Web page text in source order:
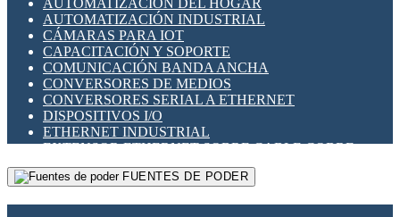
TEMPORIZADORES
VARIACS
VARIADORES DE FRECUENCIA [VDF]
SECCIONADORES - INTERRUPTORES
MAQUINARIA
ILUMINACIÓN LED
INTERRUPTORES REED
INTERFACES DE RELÉ
OTROS RELÉS
PROTECCIÓN TÉRMICA
RELÉS AUTOMOTRICES
RELÉS DE SEÑAL
RELÉS DE ESTADO SÓLIDO SSR
RELÉS INDUSTRIALES
RELÉS MINIATURA DE POTENCIA
SENSORES MAGNÉTICOS
AUTOMATIZACIÓN INDUSTRIAL
CÁMARAS PARA IOT
CAPACITACIÓN Y SOPORTE
COMUNICACIÓN BANDA ANCHA
CONVERSORES DE MEDIOS
CONVERSORES SERIAL A ETHERNET
DISPOSITIVOS I/O
ETHERNET INDUSTRIAL
EXTENSOR ETHERNET SOBRE CABLE COBRE
GATEWAY LORAWAN
GESTIÓN DE REDESFUENTES DE PODER